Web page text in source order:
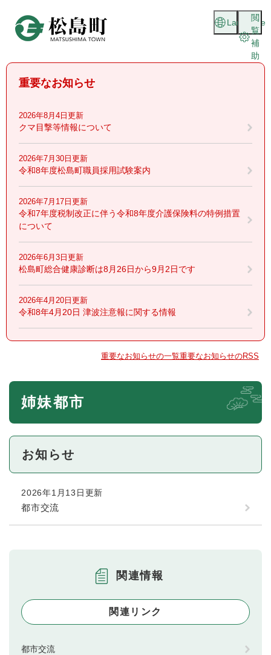
頭
閲
覧
補
助
Language
重要なお知らせ
2026年8月4日更新
クマ目撃等情報について
2026年7月30日更新
令和8年度松島町職員採用試験案内
2026年7月17日更新
令和7年度税制改正に伴う令和8年度介護保険料の特例措置
について
2026年6月3日更新
松島町総合健康診断は8月26日から9月2日です
2026年4月20日更新
令和8年4月20日 津波注意報に関する情報
重要なお知らせの一覧重要なお知らせのRSS
本
姉妹都市
お知らせ
2026年1月13日更新
都市交流
関連情報
関連リンク
都市交流